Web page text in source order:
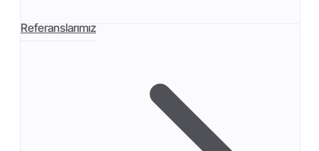
Referanslarımız